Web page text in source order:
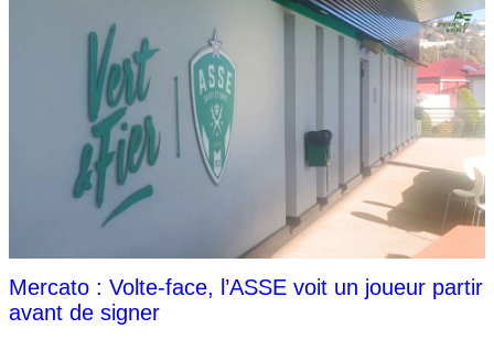
Mercato : Volte-face, l’ASSE voit un joueur partir
avant de signer